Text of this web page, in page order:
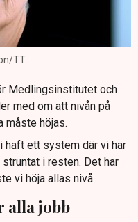
TT
Medlingsinstitutet och
med om att nivån på
måste höjas.
haft ett system där vi har
i resten. Det har
vi höja allas nivå.
alla jobb